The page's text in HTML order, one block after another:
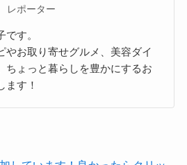
レポーター
す。
やお取り寄せグルメ、美容ダイ
ちょっと暮らしを豊かにするお
ます！